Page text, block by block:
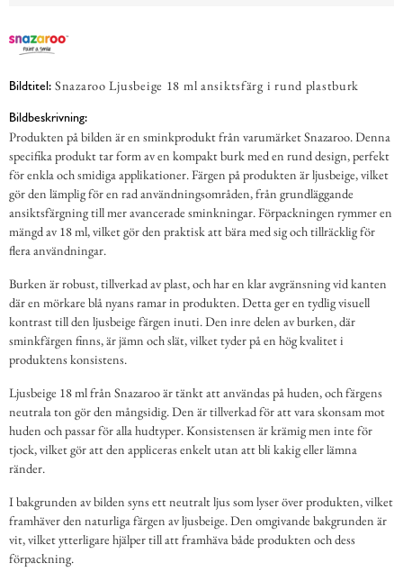
Bildtitel: Snazaroo Ljusbeige 18 ml ansiktsfärg i rund plastburk
Bildbeskrivning:
Produkten på bilden är en sminkprodukt från varumärket Snazaroo. Denna
specifika produkt tar form av en kompakt burk med en rund design, perfekt
för enkla och smidiga applikationer. Färgen på produkten är ljusbeige, vilket
gör den lämplig för en rad användningsområden, från grundläggande
ansiktsfärgning till mer avancerade sminkningar. Förpackningen rymmer en
mängd av 18 ml, vilket gör den praktisk att bära med sig och tillräcklig för
flera användningar.
Burken är robust, tillverkad av plast, och har en klar avgränsning vid kanten
där en mörkare blå nyans ramar in produkten. Detta ger en tydlig visuell
kontrast till den ljusbeige färgen inuti. Den inre delen av burken, där
sminkfärgen finns, är jämn och slät, vilket tyder på en hög kvalitet i
produktens konsistens.
Ljusbeige 18 ml från Snazaroo är tänkt att användas på huden, och färgens
neutrala ton gör den mångsidig. Den är tillverkad för att vara skonsam mot
huden och passar för alla hudtyper. Konsistensen är krämig men inte för
tjock, vilket gör att den appliceras enkelt utan att bli kakig eller lämna
ränder.
I bakgrunden av bilden syns ett neutralt ljus som lyser över produkten, vilket
framhäver den naturliga färgen av ljusbeige. Den omgivande bakgrunden är
vit, vilket ytterligare hjälper till att framhäva både produkten och dess
förpackning.